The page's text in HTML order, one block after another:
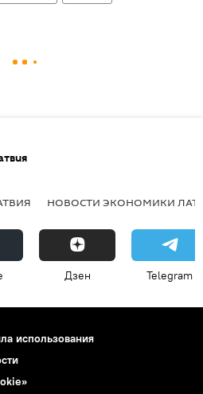
НОВОСТИ ЭКОНОМИКИ
Дзен Telegram
использования